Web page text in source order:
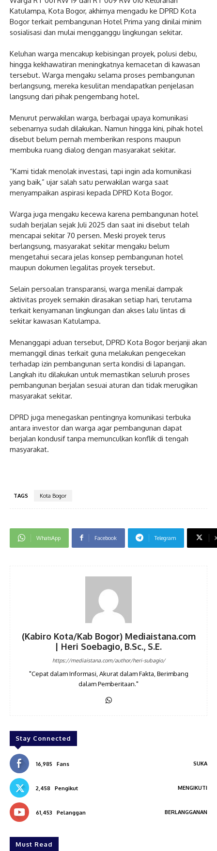
Katulampa, Kota Bogor, akhirnya mengadu ke DPRD Kota
Bogor terkait pembangunan Hotel Prima yang dinilai minim
sosialisasi dan mulai mengganggu lingkungan sekitar.
‎Keluhan warga mencakup kebisingan proyek, polusi debu,
hingga kekhawatiran meningkatnya kemacetan di kawasan
tersebut. Warga mengaku selama proses pembangunan
berlangsung, mereka kesulitan mendapatkan penjelasan
langsung dari pihak pengembang hotel.
‎Menurut perwakilan warga, berbagai upaya komunikasi
sebenarnya sudah dilakukan. Namun hingga kini, pihak hotel
disebut belum pernah memberikan respons maupun
membuka ruang dialog dengan masyarakat sekitar.
‎“Kami tidak menolak investasi, tapi ingin ada komunikasi
yang baik,” ujar salah satu perwakilan warga saat
menyampaikan aspirasi kepada DPRD Kota Bogor.
‎Warga juga mengaku kecewa karena pembangunan hotel
sudah berjalan sejak Juli 2025 dan saat ini disebut telah
mencapai sekitar 70 persen. Meski proyek terus
berlangsung, masyarakat sekitar mengaku belum
mengetahui secara jelas konsep pembangunan hotel
maupun dokumen legalitas proyek tersebut.
‎Selain persoalan transparansi, warga menilai dampak
aktivitas proyek semakin dirasakan setiap hari, terutama
terkait kenyamanan lingkungan dan akses lalu lintas di
sekitar kawasan Katulampa.
‎Menanggapi aduan tersebut, DPRD Kota Bogor berjanji akan
memanggil dinas terkait guna melakukan pengecekan
terhadap izin pembangunan serta kondisi di lapangan.
Langkah itu dilakukan untuk memastikan seluruh proses
pembangunan berjalan sesuai aturan dan tidak merugikan
masyarakat sekitar.
‎DPRD juga menegaskan pentingnya komunikasi terbuka
antara investor dan warga agar pembangunan dapat
berjalan kondusif tanpa memunculkan konflik di tengah
masyarakat.
TAGS Kota Bogor
WhatsApp Facebook Telegram
(Kabiro Kota/Kab Bogor) Mediaistana.com
| Heri Soebagio, B.Sc., S.E.
https://mediaistana.com/author/heri-subagio/
"Cepat dalam Informasi, Akurat dalam Fakta, Berimbang
dalam Pemberitaan."
Stay Connected
16,985 Fans SUKA
2,458 Pengikut MENGIKUTI
61,453 Pelanggan BERLANGGANAN
Must Read